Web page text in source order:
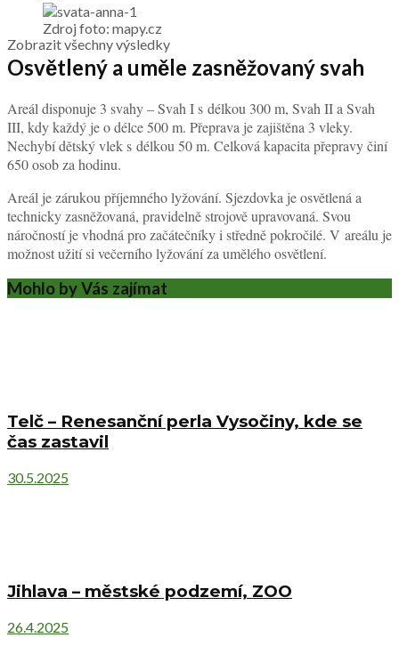
Zobrazit všechny výsledky
Zdroj foto: mapy.cz
Osvětlený a uměle zasněžovaný svah
Areál disponuje 3 svahy – Svah I s délkou 300 m, Svah II a Svah
III, kdy každý je o délce 500 m. Přeprava je zajištěna 3 vleky.
Nechybí dětský vlek s délkou 50 m. Celková kapacita přepravy činí
650 osob za hodinu.
Areál je zárukou příjemného lyžování. Sjezdovka je osvětlená a
technicky zasněžovaná, pravidelně strojově upravovaná. Svou
náročností je vhodná pro začátečníky i středně pokročilé. V areálu je
možnost užití si večerního lyžování za umělého osvětlení.
Mohlo by Vás zajímat
Telč – Renesanční perla Vysočiny, kde se
čas zastavil
30.5.2025
Jihlava – městské podzemí, ZOO
26.4.2025